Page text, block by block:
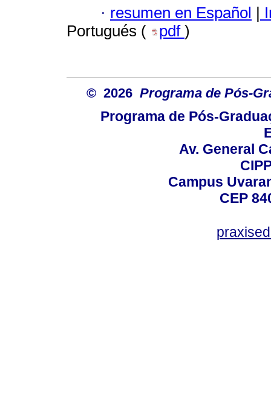
· resumen en Español |
Portugués (
pdf )
© 2026 Programa de Pós-
Programa de Pós-
Av. General
Campus
CEP